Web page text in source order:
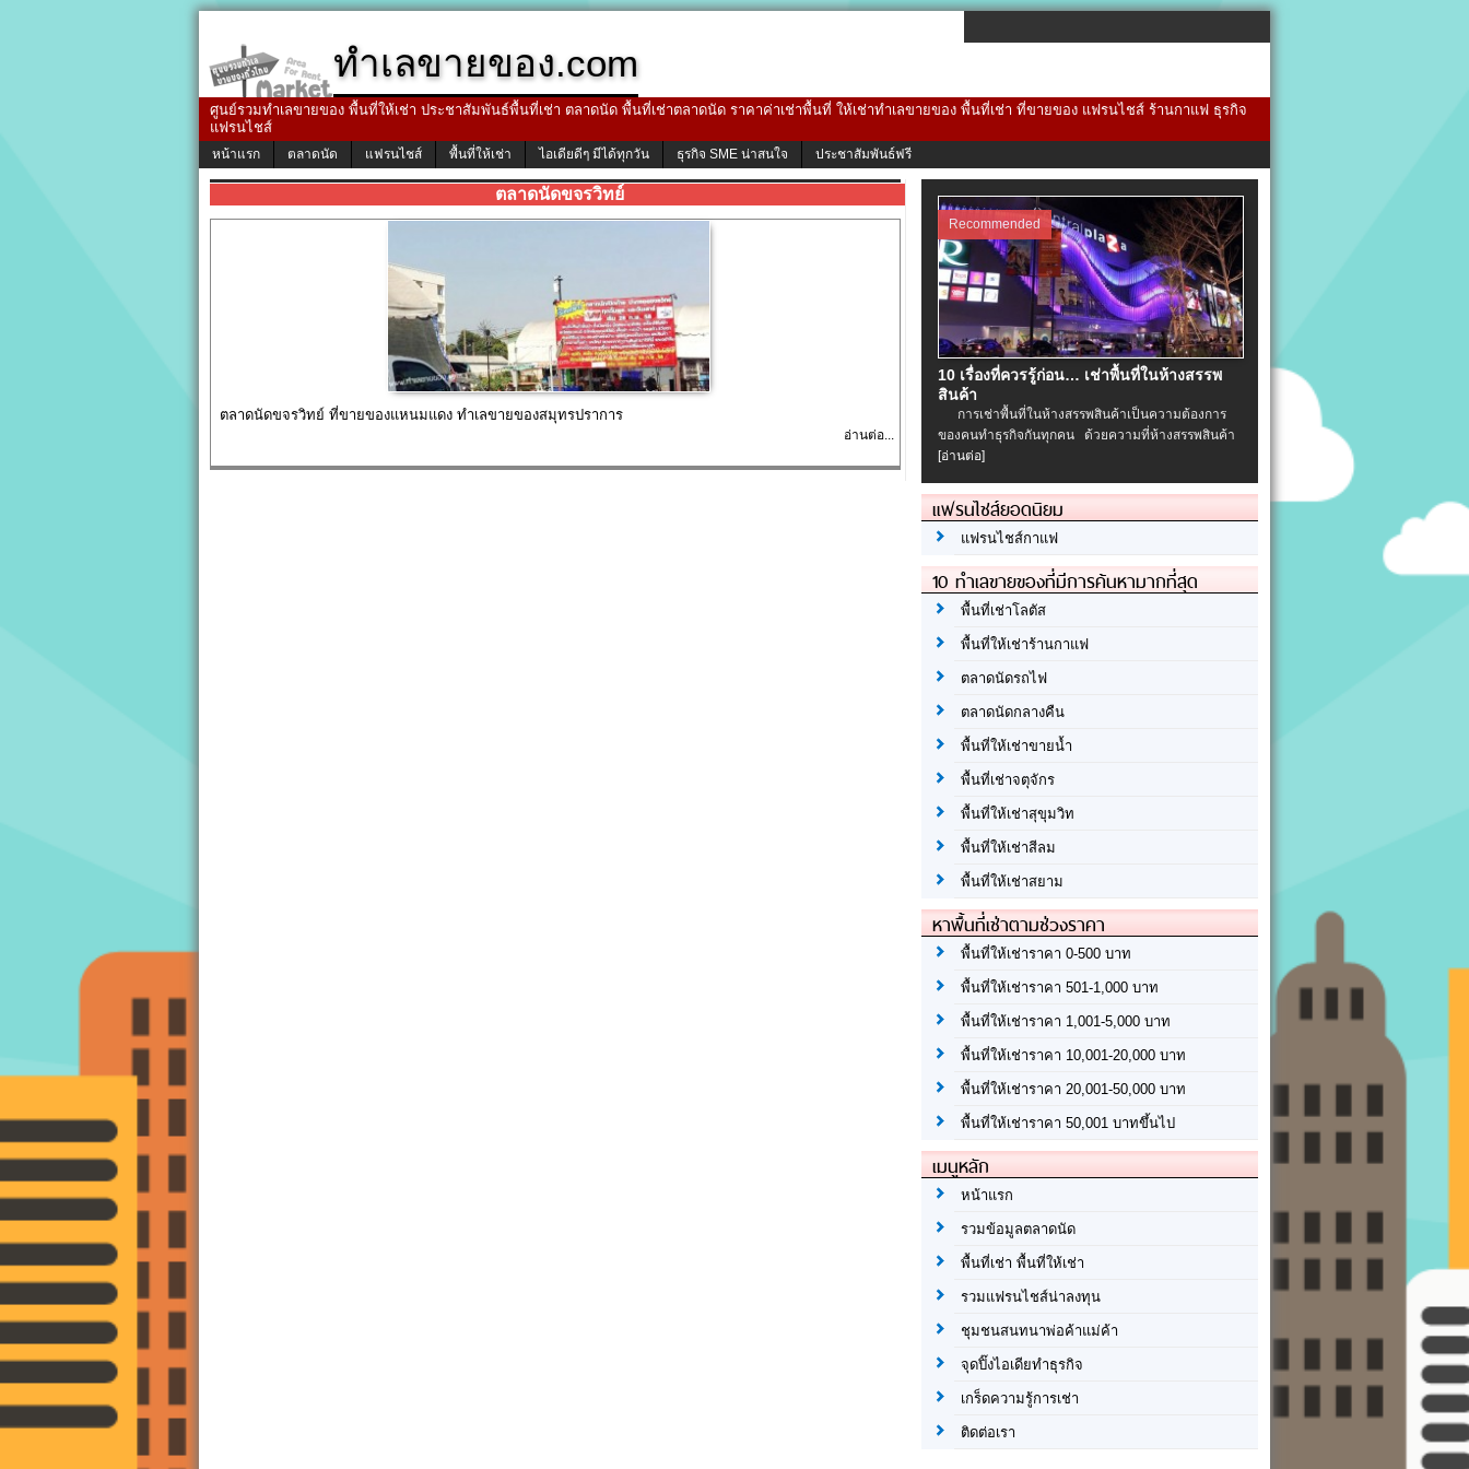
ทำเลขายของ.com
ศูนย์รวมทำเลขายของ พื้นที่ให้เช่า ประชาสัมพันธ์พื้นที่เช่า ตลาดนัด พื้นที่เช่าตลาดนัด ราคาค่าเช่าพื้นที่ ให้เช่าทำเลขายของ พื้นที่เช่า ที่ขายของ แฟรนไชส์ ร้านกาแฟ ธุรกิจ
แฟรนไชส์
หน้าแรก ตลาดนัด แฟรนไชส์ พื้นที่ให้เช่า ไอเดียดีๆ มีได้ทุกวัน ธุรกิจ SME น่าสนใจ ประชาสัมพันธ์ฟรี
ตลาดนัดขจรวิทย์
ตลาดนัดขจรวิทย์ ที่ขายของแหนมแดง ทำเลขายของสมุทรปราการ
อ่านต่อ...
Recommended
10 เรื่องที่ควรรู้ก่อน… เช่าพื้นที่ในห้างสรรพ
สินค้า
การเช่าพื้นที่ในห้างสรรพสินค้าเป็นความต้องการ
ของคนทำธุรกิจกันทุกคน ด้วยความที่ห้างสรรพสินค้า
[อ่านต่อ]
แฟรนไชส์ยอดนิยม
แฟรนไชส์กาแฟ
10 ทำเลขายของที่มีการค้นหามากที่สุด
พื้นที่เช่าโลตัส
พื้นที่ให้เช่าร้านกาแฟ
ตลาดนัดรถไฟ
ตลาดนัดกลางคืน
พื้นที่ให้เช่าขายน้ำ
พื้นที่เช่าจตุจักร
พื้นที่ให้เช่าสุขุมวิท
พื้นที่ให้เช่าสีลม
พื้นที่ให้เช่าสยาม
หาพื้นที่เช่าตามช่วงราคา
พื้นที่ให้เช่าราคา 0-500 บาท
พื้นที่ให้เช่าราคา 501-1,000 บาท
พื้นที่ให้เช่าราคา 1,001-5,000 บาท
พื้นที่ให้เช่าราคา 10,001-20,000 บาท
พื้นที่ให้เช่าราคา 20,001-50,000 บาท
พื้นที่ให้เช่าราคา 50,001 บาทขึ้นไป
เมนูหลัก
หน้าแรก
รวมข้อมูลตลาดนัด
พื้นที่เช่า พื้นที่ให้เช่า
รวมแฟรนไชส์น่าลงทุน
ชุมชนสนทนาพ่อค้าแม่ค้า
จุดปิ๊งไอเดียทำธุรกิจ
เกร็ดความรู้การเช่า
ติดต่อเรา